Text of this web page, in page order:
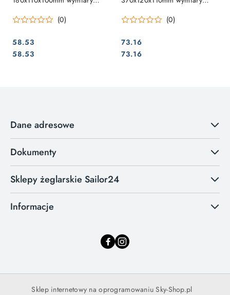
(0)
Cena:
58.53
Cena:
58.53
(0)
Cena:
73.16
Cena:
73.16
Dane adresowe
Dokumenty
Sklepy żeglarskie Sailor24
Informacje
Sklep internetowy na oprogramowaniu Sky-Shop.pl